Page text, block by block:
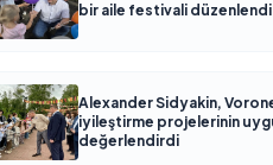
bir aile festivali düzenlendi
Alexander Sidyakin,
iyileştirme projelerinin
değerlendirdi